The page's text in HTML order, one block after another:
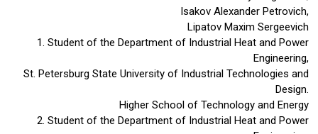
Isakov Alexander Petrovich,
Lipatov Maxim Sergeevich
1. Student of the Department of Industrial Heat and Power
Engineering,
St. Petersburg State University of Industrial Technologies and
Design.
Higher School of Technology and Energy
2. Student of the Department of Industrial Heat and Power